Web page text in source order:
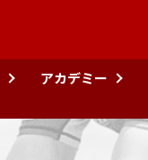
アカデミー